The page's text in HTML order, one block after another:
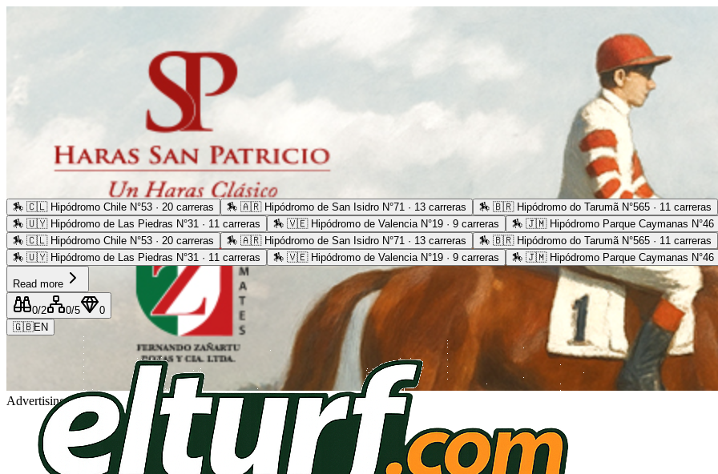
Advertising
🏇 🇨🇱 Hipódromo Chile N°53 · 20 carreras 🏇 🇦🇷 Hipódromo de San Isidro N°71 · 13 carreras 🏇 🇧🇷 Hipódromo do Tarumã N°565 · 11 carreras
🏇 🇺🇾 Hipódromo de Las Piedras N°31 · 11 carreras 🏇 🇻🇪 Hipódromo de Valencia N°19 · 9 carreras 🏇 🇯🇲 Hipódromo Parque Caymanas N°46
🏇 🇨🇱 Hipódromo Chile N°53 · 20 carreras 🏇 🇦🇷 Hipódromo de San Isidro N°71 · 13 carreras 🏇 🇧🇷 Hipódromo do Tarumã N°565 · 11 carreras
🏇 🇺🇾 Hipódromo de Las Piedras N°31 · 11 carreras 🏇 🇻🇪 Hipódromo de Valencia N°19 · 9 carreras 🏇 🇯🇲 Hipódromo Parque Caymanas N°46
Read more
0/2 0/5
0
🇬🇧EN